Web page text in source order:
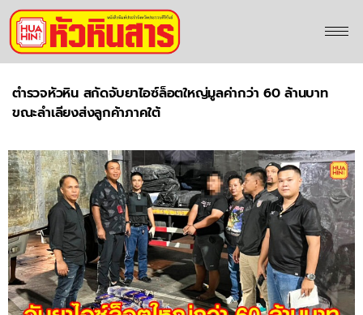
ตำรวจหัวหิน สกัดจับยาไอซ์ล็อตใหญ่มูลค่ากว่า 60 ล้านบาท
ขณะลำเลียงส่งลูกค้าภาคใต้